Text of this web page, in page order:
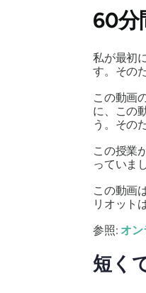
60分
私が最初
す。その
この動画
に、この
う。その
この授業
っていま
この動画
リオット
参照: オン
短く